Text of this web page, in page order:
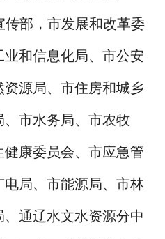
传部，市发展和改革委
业和信息化局、市公安
源局、市住房和城乡
市水务局、市农牧
康委员会、市应急管
局、市能源局、市林
通辽水文水资源分中